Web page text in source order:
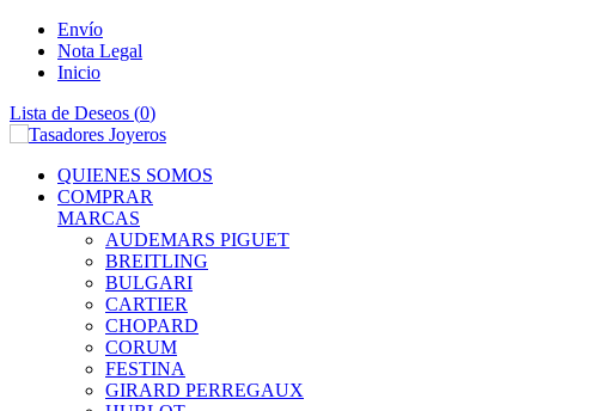
Envío
Nota Legal
Inicio
Lista de Deseos (0)
QUIENES SOMOS
COMPRAR
MARCAS
AUDEMARS PIGUET
BREITLING
BULGARI
CARTIER
CHOPARD
CORUM
FESTINA
GIRARD PERREGAUX